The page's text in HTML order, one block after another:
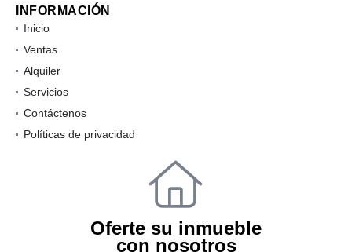
INFORMACIÓN
Inicio
Ventas
Alquiler
Servicios
Contáctenos
Políticas de privacidad
Oferte su inmueble
con nosotros